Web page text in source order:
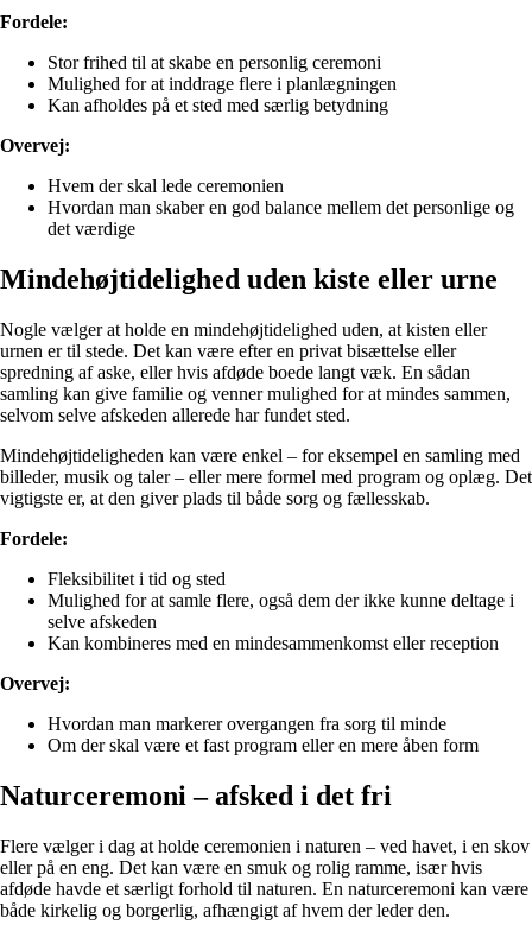
Fordele:
Stor frihed til at skabe en personlig ceremoni
Mulighed for at inddrage flere i planlægningen
Kan afholdes på et sted med særlig betydning
Overvej:
Hvem der skal lede ceremonien
Hvordan man skaber en god balance mellem det personlige og
det værdige
Mindehøjtidelighed uden kiste eller urne
Nogle vælger at holde en mindehøjtidelighed uden, at kisten eller
urnen er til stede. Det kan være efter en privat bisættelse eller
spredning af aske, eller hvis afdøde boede langt væk. En sådan
samling kan give familie og venner mulighed for at mindes sammen,
selvom selve afskeden allerede har fundet sted.
Mindehøjtideligheden kan være enkel – for eksempel en samling med
billeder, musik og taler – eller mere formel med program og oplæg. Det
vigtigste er, at den giver plads til både sorg og fællesskab.
Fordele:
Fleksibilitet i tid og sted
Mulighed for at samle flere, også dem der ikke kunne deltage i
selve afskeden
Kan kombineres med en mindesammenkomst eller reception
Overvej:
Hvordan man markerer overgangen fra sorg til minde
Om der skal være et fast program eller en mere åben form
Naturceremoni – afsked i det fri
Flere vælger i dag at holde ceremonien i naturen – ved havet, i en skov
eller på en eng. Det kan være en smuk og rolig ramme, især hvis
afdøde havde et særligt forhold til naturen. En naturceremoni kan være
både kirkelig og borgerlig, afhængigt af hvem der leder den.